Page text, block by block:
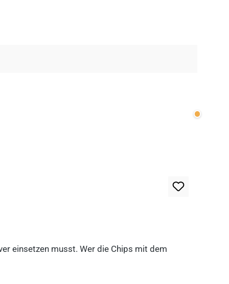
Wenige
einsetzen musst. Wer die Chips mit dem